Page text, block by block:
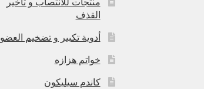
القذف
أدوية تكبير و تضخيم العضو
خواتم هزازه
كاندم سيليكون